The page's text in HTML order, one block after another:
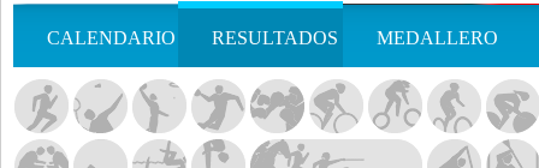
CALENDARIO RESULTADOS MEDALLERO